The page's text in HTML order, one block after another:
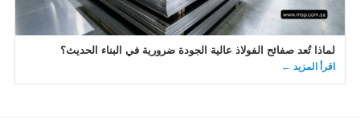
لماذا تُعد صفائح الفولاذ عالية الجودة ضرورية في البناء الحديث؟
اقرأ المزيد ←